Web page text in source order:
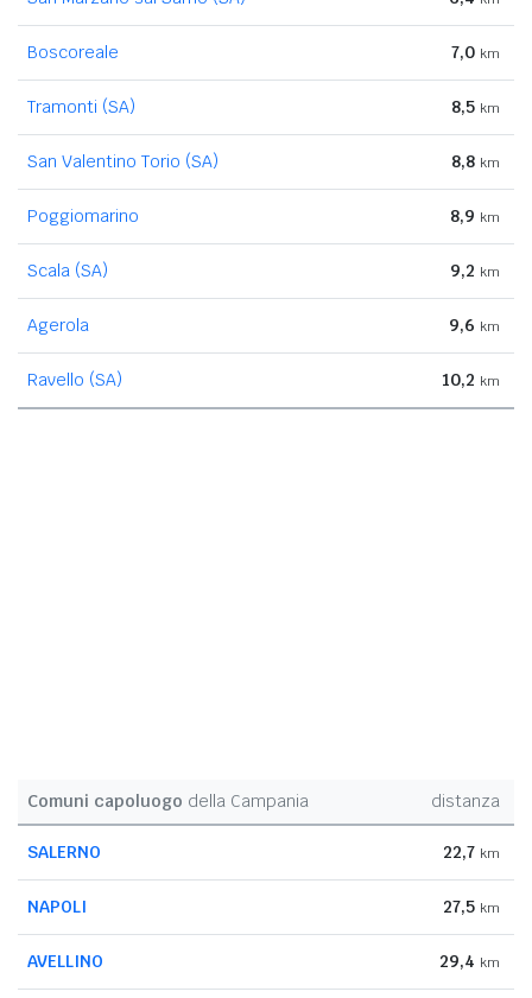
Boscoreale 7,0 km
Tramonti (SA) 8,5 km
San Valentino Torio (SA) 8,8 km
Poggiomarino 8,9 km
Scala (SA) 9,2 km
Agerola 9,6 km
Ravello (SA) 10,2 km
Comuni capoluogo della Campania distanza
SALERNO 22,7 km
NAPOLI 27,5 km
AVELLINO 29,4 km